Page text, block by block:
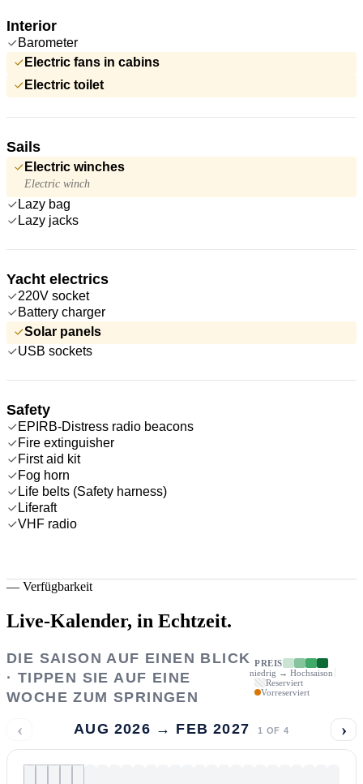
Interior
Barometer
Electric fans in cabins
Electric toilet
Sails
Electric winches
Electric winch
Lazy bag
Lazy jacks
Yacht electrics
220V socket
Battery charger
Solar panels
USB sockets
Safety
EPIRB-Distress radio beacons
Fire extinguisher
First aid kit
Fog horn
Life belts (Safety harness)
Liferaft
VHF radio
— Verfügbarkeit
Live-Kalender, in Echtzeit.
DIE SAISON AUF EINEN BLICK
· TIPPEN SIE AUF EINE
WOCHE ZUM SPRINGEN
PREIS
niedrig → Hochsaison
Reserviert
Vorreserviert
‹ AUG 2026 → FEB 2027 1 OF 4 ›